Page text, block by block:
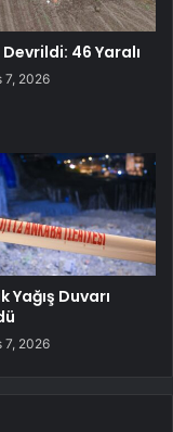
46 Yaralı
7, 2026
Yağış Duvarı
7, 2026